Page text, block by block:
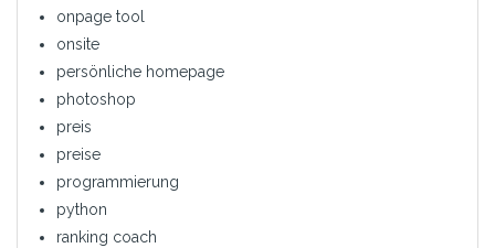
onpage tool
onsite
persönliche homepage
photoshop
preis
preise
programmierung
python
ranking coach